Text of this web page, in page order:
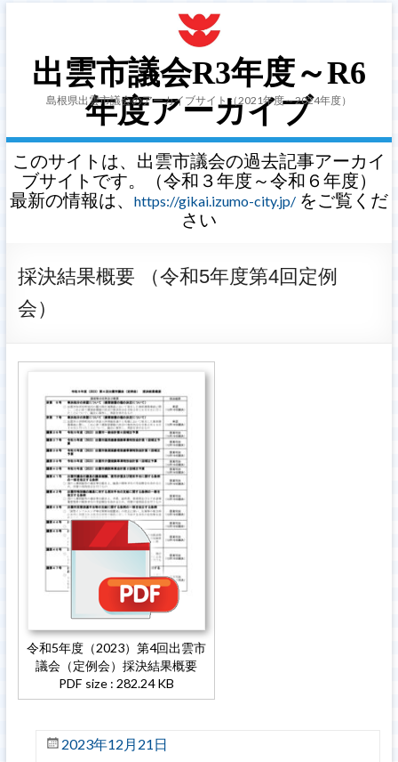
出雲市議会R3年度～R6
年度アーカイブ
島根県出雲市議会のアーカイブサイト（2021年度～2024年度）
このサイトは、出雲市議会の過去記事アーカイ
ブサイトです。（令和３年度～令和６年度）
最新の情報は、
https://gikai.izumo-city.jp/をご覧くだ
さい
採決結果概要 （令和5年度第4回定例
会）
令和5年度（2023）第4回出雲市
議会（定例会）採決結果概要
PDF size : 282.24 KB
2023年12月21日